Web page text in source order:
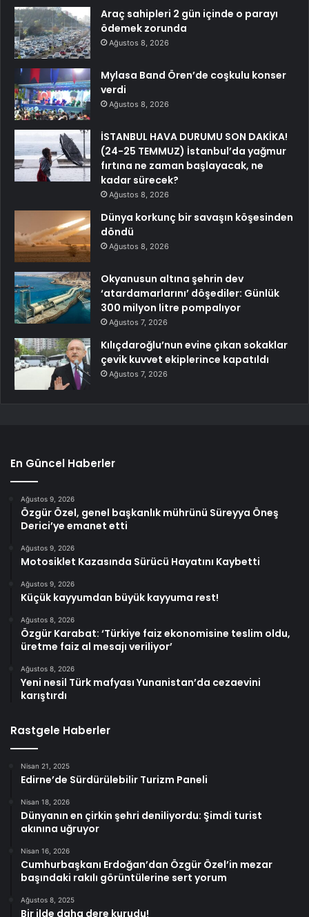
Araç sahipleri 2 gün içinde o parayı
ödemek zorunda
Ağustos 8, 2026
Mylasa Band Ören’de coşkulu konser
verdi
Ağustos 8, 2026
İSTANBUL HAVA DURUMU SON DAKİKA!
(24-25 TEMMUZ) İstanbul’da yağmur
fırtına ne zaman başlayacak, ne
kadar sürecek?
Ağustos 8, 2026
Dünya korkunç bir savaşın köşesinden
döndü
Ağustos 8, 2026
Okyanusun altına şehrin dev
‘atardamarlarını’ döşediler: Günlük
300 milyon litre pompalıyor
Ağustos 7, 2026
Kılıçdaroğlu’nun evine çıkan sokaklar
çevik kuvvet ekiplerince kapatıldı
Ağustos 7, 2026
En Güncel Haberler
Ağustos 9, 2026
Özgür Özel, genel başkanlık mührünü Süreyya Öneş
Derici’ye emanet etti
Ağustos 9, 2026
Motosiklet Kazasında Sürücü Hayatını Kaybetti
Ağustos 9, 2026
Küçük kayyumdan büyük kayyuma rest!
Ağustos 8, 2026
Özgür Karabat: ‘Türkiye faiz ekonomisine teslim oldu,
üretme faiz al mesajı veriliyor’
Ağustos 8, 2026
Yeni nesil Türk mafyası Yunanistan’da cezaevini
karıştırdı
Rastgele Haberler
Nisan 21, 2025
Edirne’de Sürdürülebilir Turizm Paneli
Nisan 18, 2026
Dünyanın en çirkin şehri deniliyordu: Şimdi turist
akınına uğruyor
Nisan 16, 2026
Cumhurbaşkanı Erdoğan’dan Özgür Özel’in mezar
başındaki rakılı görüntülerine sert yorum
Ağustos 8, 2025
Bir ilde daha dere kurudu!